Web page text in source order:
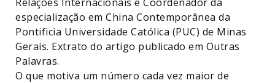
especialização em China Contemporânea da
Pontificia Universidade Católica (PUC) de Minas
Gerais. Extrato do artigo publicado em Outras
Palavras.
O que motiva um número cada vez maior de